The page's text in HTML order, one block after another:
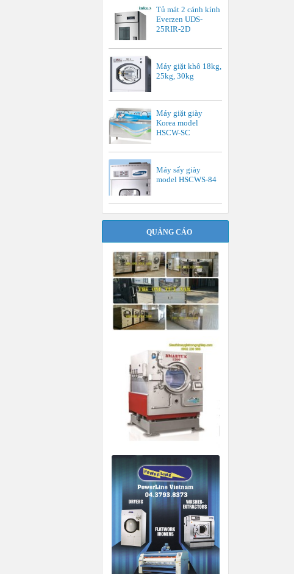
Tủ mát 2 cánh kính
Everzen UDS-
25RIR-2D
Máy giặt khô 18kg,
25kg, 30kg
Máy giặt giày
Korea model
HSCW-SC
Máy sấy giày
model HSCWS-84
QUẢNG CÁO